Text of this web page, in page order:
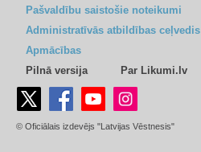
Pašvaldību saistošie noteikumi
Administratīvās atbildības ceļvedis
Apmācības
Pilnā versija
Par Likumi.lv
© Oficiālais izdevējs "Latvijas Vēstnesis"